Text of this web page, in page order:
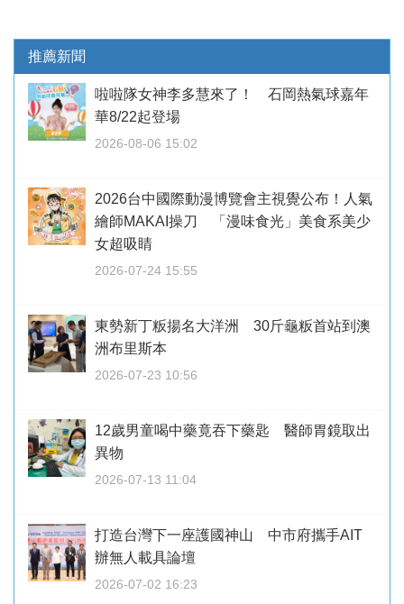
推薦新聞
啦啦隊女神李多慧來了！ 石岡熱氣球嘉年
華8/22起登場
2026-08-06 15:02
2026台中國際動漫博覽會主視覺公布！人氣
繪師MAKAI操刀 「漫味食光」美食系美少
女超吸睛
2026-07-24 15:55
東勢新丁粄揚名大洋洲 30斤龜粄首站到澳
洲布里斯本
2026-07-23 10:56
12歲男童喝中藥竟吞下藥匙 醫師胃鏡取出
異物
2026-07-13 11:04
打造台灣下一座護國神山 中市府攜手AIT
辦無人載具論壇
2026-07-02 16:23